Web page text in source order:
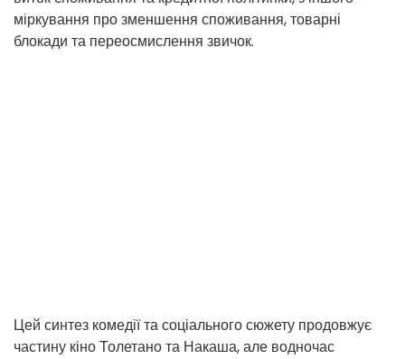
міркування про зменшення споживання, товарні
блокади та переосмислення звичок.
Цей синтез комедії та соціального сюжету продовжує
частину кіно Толетано та Накаша, але водночас